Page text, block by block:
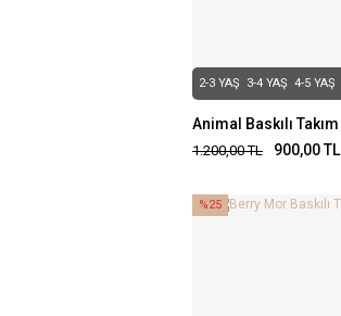
2-3 YAŞ 3-4 YAŞ 4-5 YAŞ
Animal Baskılı Takım
1.200,00TL 900,00TL
%25